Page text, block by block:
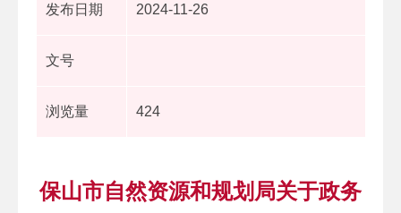
发布日期 2024-11-26
文号
浏览量 424
保山市自然资源和规划局关于政务